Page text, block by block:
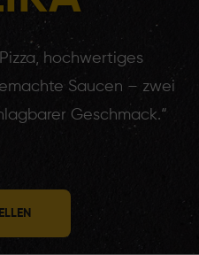
hochwertiges
Saucen – zwei
Geschmack.“